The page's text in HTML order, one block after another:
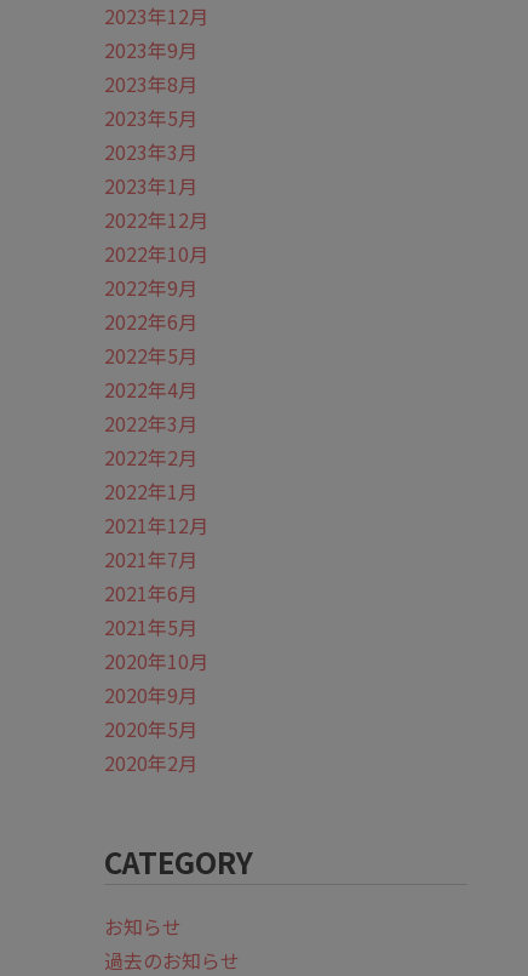
2023年12月
2023年9月
2023年8月
2023年5月
2023年3月
2023年1月
2022年12月
2022年10月
2022年9月
2022年6月
2022年5月
2022年4月
2022年3月
2022年2月
2022年1月
2021年12月
2021年7月
2021年6月
2021年5月
2020年10月
2020年9月
2020年5月
2020年2月
CATEGORY
お知らせ
過去のお知らせ